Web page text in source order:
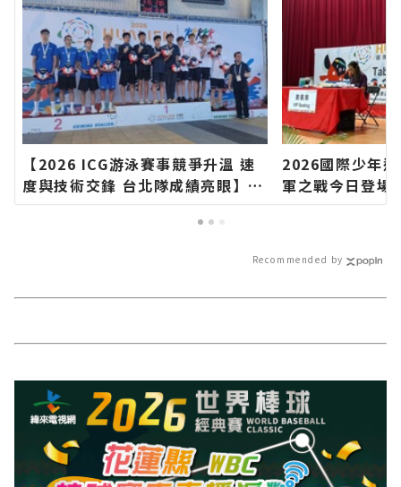
【2026 ICG游泳賽事競爭升溫 速
度與技術交鋒 台北隊成績亮眼】∣
花蓮新聞網官方網站各類新聞－最
快速的今日新聞報導 最新的在地資
2026國際少年
軍之戰今日登場
觀賽為小將加
Recommended by